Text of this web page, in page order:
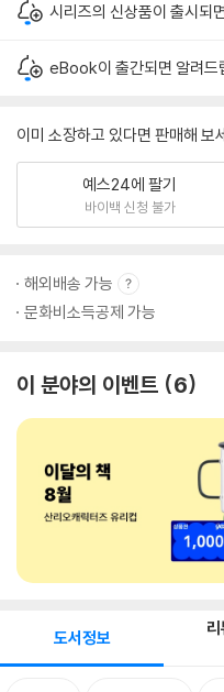
시리즈의 신상품이 출시되
eBook이 출간되면 알려드
이미 소장하고 있다면 판매해 보
예스24에 팔기
바이백 신청 불가
해외배송 가능
문화비소득공제 가능
이 분야의 이벤트 6
도서정보